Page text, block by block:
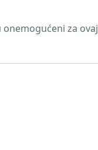
za